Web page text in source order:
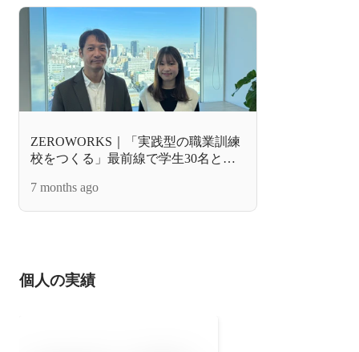
ZEROWORKS｜「実践型の職業訓練
校をつくる」最前線で学生30名と事
ー・齊藤花穂インタビュー
7 months ago
個人の実績